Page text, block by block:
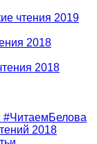
чтения 2019
2018
2018
2018